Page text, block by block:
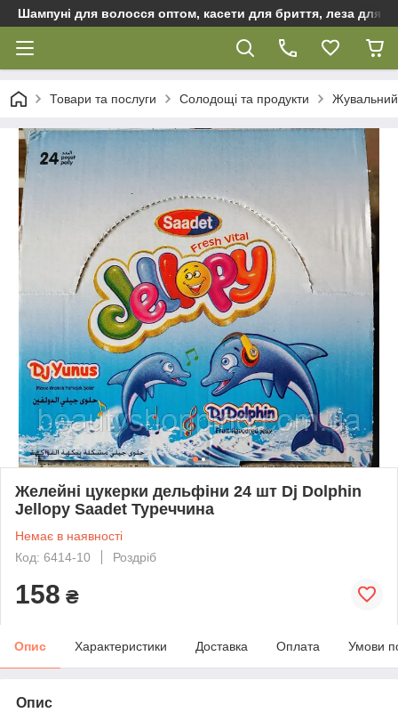
Шампуні для волосся оптом, касети для бриття, леза для
Товари та послуги Солодощі та продукти
Желейні цукерки дельфіни 24 шт Dj Dolphin
Jellopy Saadet Туреччина
Немає в наявності
Код: 6414-10
Роздріб
158 ₴
Опис Характеристики Доставка Оплата Умови
Опис